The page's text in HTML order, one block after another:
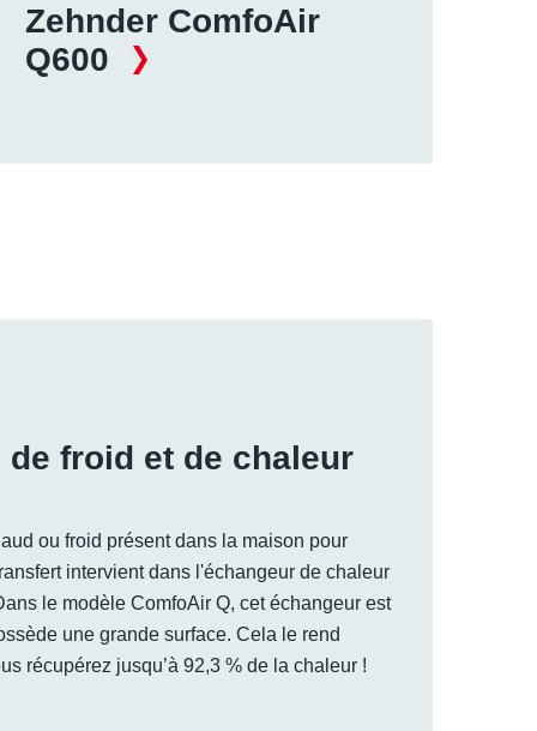
Zehnder ComfoAir
Q600
froid et de chaleur
ou froid présent dans la maison pour
intervient dans l'échangeur de chaleur
le modèle ComfoAir Q, cet échangeur est
une grande surface. Cela le rend
récupérez jusqu’à 92,3 % de la chaleur !